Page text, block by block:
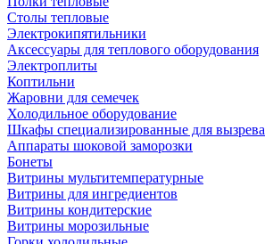
Столы тепловые
Электрокипятильники
Аксессуары для теплового оборудования
Электроплиты
Коптильни
Жаровни для семечек
Холодильное оборудование
Шкафы специализированные для
Аппараты шоковой заморозки
Бонеты
Витрины мультитемпературные
Витрины для ингредиентов
Витрины кондитерские
Витрины морозильные